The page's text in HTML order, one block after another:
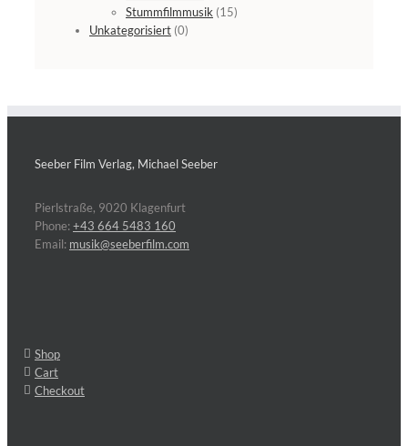
Stummfilmmusik (15)
Unkategorisiert (0)
Seeber Film Verlag, Michael Seeber
Pierlstraße, 9020 Klagenfurt
Phone:+43 664 5483 160
Email: musik@seeberfilm.com
Shop
Cart
Checkout